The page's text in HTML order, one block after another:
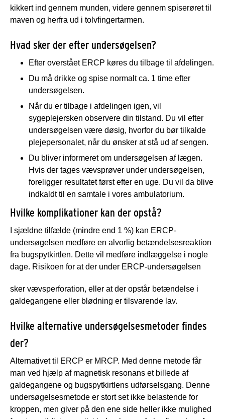
kikkert ind gennem munden, videre gennem spiserøret til
maven og herfra ud i tolvfingertarmen.
Hvad sker der efter undersøgelsen?
Efter overstået ERCP køres du tilbage til afdelingen.
Du må drikke og spise normalt ca. 1 time efter
undersøgelsen.
Når du er tilbage i afdelingen igen, vil
sygeplejersken observere din tilstand. Du vil efter
undersøgelsen være døsig, hvorfor du bør tilkalde
plejepersonalet, når du ønsker at stå ud af sengen.
Du bliver informeret om undersøgelsen af lægen.
Hvis der tages vævsprøver under undersøgelsen,
foreligger resultatet først efter en uge. Du vil da blive
indkaldt til en samtale i vores ambulatorium.
Hvilke komplikationer kan der opstå?
I sjældne tilfælde (mindre end 1 %) kan ERCP-
undersøgelsen medføre en alvorlig betændelsesreaktion
fra bugspytkirtlen. Dette vil medføre indlæggelse i nogle
dage. Risikoen for at der under ERCP-undersøgelsen
sker vævsperforation, eller at der opstår betændelse i
galdegangene eller blødning er tilsvarende lav.
Hvilke alternative undersøgelsesmetoder findes
der?
Alternativet til ERCP er MRCP. Med denne metode får
man ved hjælp af magnetisk resonans et billede af
galdegangene og bugspytkirtlens udførselsgang. Denne
undersøgelsesmetode er stort set ikke belastende for
kroppen, men giver på den ene side heller ikke mulighed